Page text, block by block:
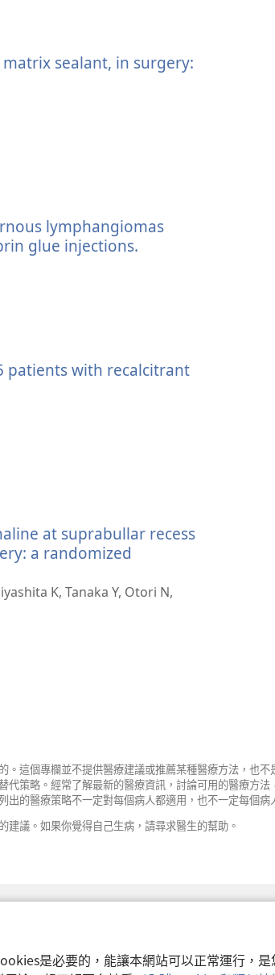
是必要的，能讓本網站可以正常運行，
sealant, in surgery:
lymphangiomas
glue injections.
patients with recalcitrant
at suprabullar recess
a randomized
K, Tanaka Y, Otori N,
這個專欄並不提供醫療建議或推薦某種醫療方法，也
策略。經常了解最新的醫療資訊，討論可用的醫療方
的醫療策略不一定對每個病人都適用，也不一定每個病
議。如果你覺得自己生病，請尋求醫生的幫助。